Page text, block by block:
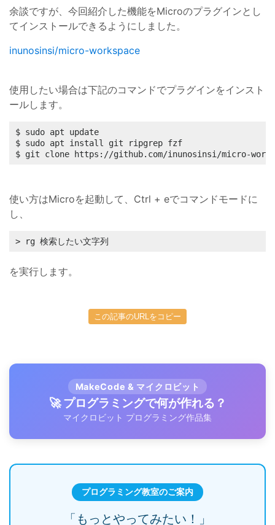
余談ですが、今回紹介した機能をMicroのプラグインとし
てインストールできるようにしました。
inunosinsi/micro-workspace
使用したい場合は下記のコマンドでプラグインをインスト
ールします。
$ sudo apt update
$ sudo apt install git ripgrep fzf
$ git clone https://github.com/inunosinsi/micro-
使い方はMicroを起動して、Ctrl + eでコマンドモードに
し、
> rg 検索したい文字列
を実行します。
この記事のURLをコピー
MakeCode & マイクロビット
🚀 プログラミングで何が作れる？
マイクロビット プログラミング作品集
プログラミング教室のご案内
「もっとやってみたい！」